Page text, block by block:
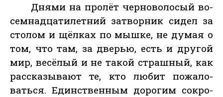
Дня­ми на про­лёт чер­но­воло­сый во­
сем­надца­тилет­ний зат­ворник си­дел за
сто­лом и щёл­ках по мыш­ке, не ду­мая о
том, что там, за дверью, есть и дру­гой
мир, ве­сёлый и не та­кой страш­ный, как
рас­ска­зыва­ют те, кто лю­бит по­жало­
вать­ся. Единс­твен­ным до­рогим сок­ро­